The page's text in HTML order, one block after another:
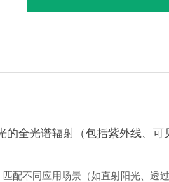
的全光谱辐射（包括紫外线、
配不同应用场景（如直射阳光、透过